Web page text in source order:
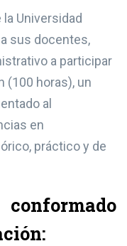
Universidad
sus docentes,
a participar
(100 horas), un
al
en
práctico y de